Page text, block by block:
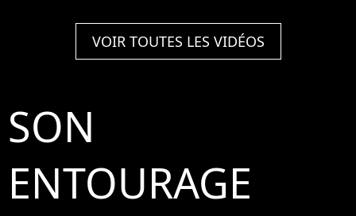
VOIR TOUTES LES VIDÉOS
SON
ENTOURAGE